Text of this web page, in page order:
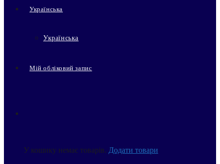
Українська
Українська
Мій обліковий запис
У кошику немає товарів. Додати товари